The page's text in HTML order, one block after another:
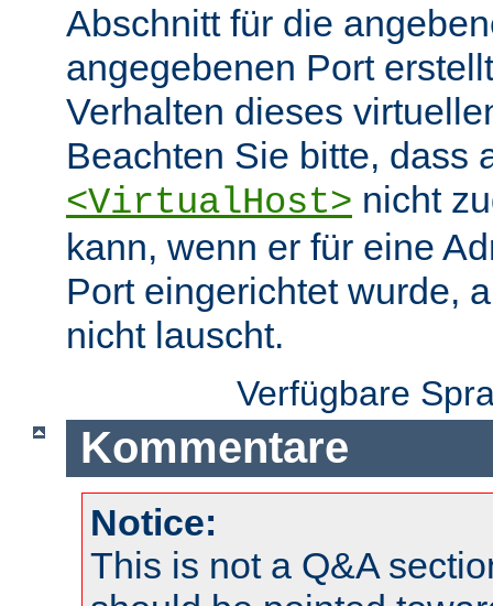
Abschnitt für die
angegebenen Port
Verhalten dieses
Beachten Sie bitte, dass
<VirtualHost> nicht
kann, wenn er für eine
Port eingerichtet wurde,
nicht lauscht.
Verfügbare
Kommentare
Notice:
This is not a Q&A